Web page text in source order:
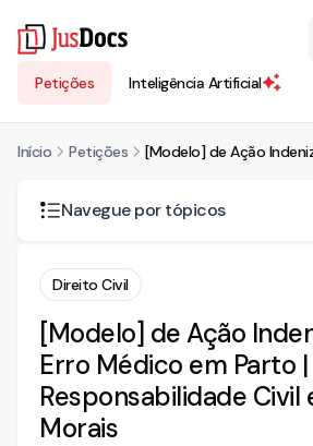
Petições Inteligência Artificial
Início Petições
Navegue por tópicos
AÇÃO DE REPARAÇÃO POR DANOS
MÉDICO
PRELIMINARMENTE
DA GRATUIDADE DA JUSTIÇA
DOS FATOS
Direito Civil
[Modelo] de Ação
Erro Médico em Parto |
Responsabilidade Civil
Morais